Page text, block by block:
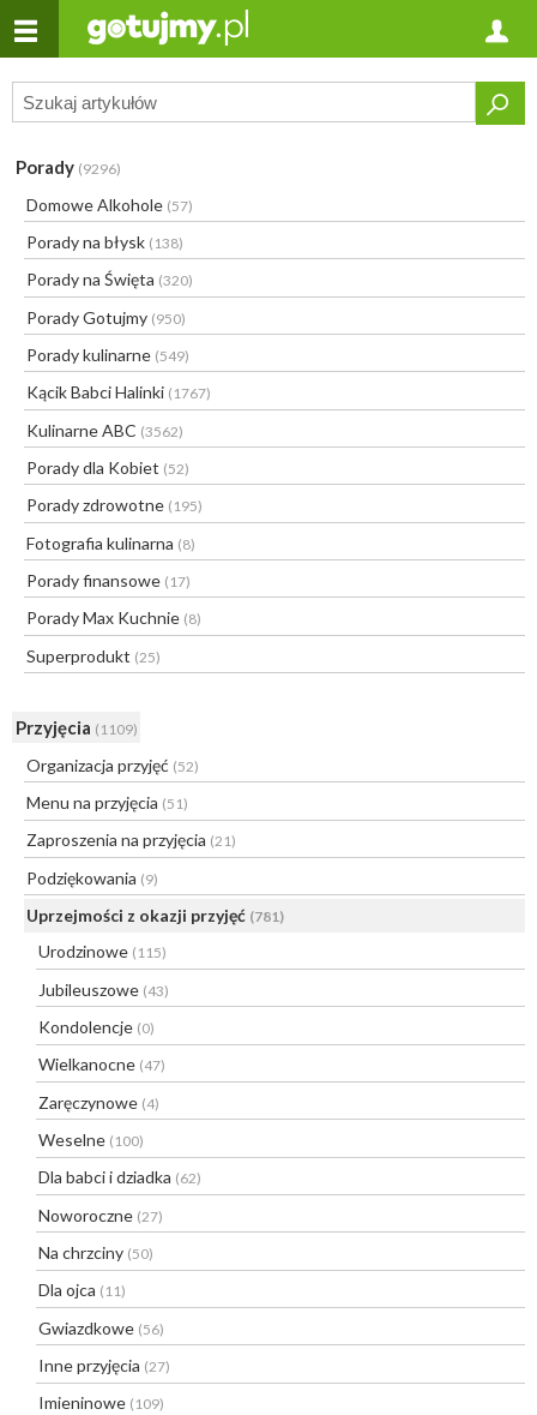
Porady (9296)
Domowe Alkohole (57)
Porady na błysk (138)
Porady na Święta (320)
Porady Gotujmy (950)
Porady kulinarne (549)
Kącik Babci Halinki (1767)
Kulinarne ABC (3562)
Porady dla Kobiet (52)
Porady zdrowotne (195)
Fotografia kulinarna (8)
Porady finansowe (17)
Porady Max Kuchnie (8)
Superprodukt (25)
Przyjęcia (1109)
Organizacja przyjęć (52)
Menu na przyjęcia (51)
Zaproszenia na przyjęcia (21)
Podziękowania (9)
Uprzejmości z okazji przyjęć (781)
Urodzinowe (115)
Jubileuszowe (43)
Kondolencje (0)
Wielkanocne (47)
Zaręczynowe (4)
Weselne (100)
Dla babci i dziadka (62)
Noworoczne (27)
Na chrzciny (50)
Dla ojca (11)
Gwiazdkowe (56)
Inne przyjęcia (27)
Imieninowe (109)